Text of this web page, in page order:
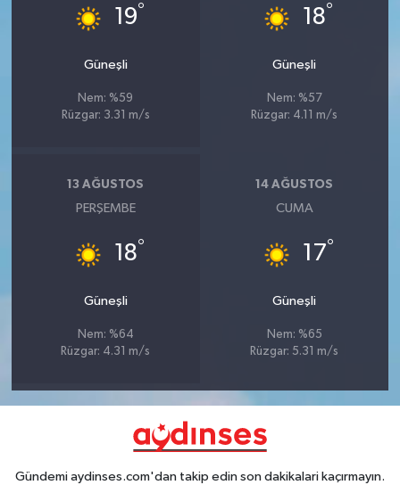
19°
Güneşli
Nem: %59
Rüzgar: 3.31 m/s
18°
Güneşli
Nem: %57
Rüzgar: 4.11 m/s
13 AĞUSTOS
PERŞEMBE
18°
Güneşli
Nem: %64
Rüzgar: 4.31 m/s
14 AĞUSTOS
CUMA
17°
Güneşli
Nem: %65
Rüzgar: 5.31 m/s
Gündemi aydinses.com'dan takip edin son dakikalari kaçırmayın.